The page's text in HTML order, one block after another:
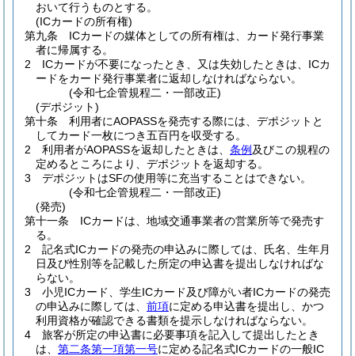
おいて行うものとする。
(ICカードの所有権)
第九条
ICカードの媒体としての所有権は、カード発行事業
者に帰属する。
2
ICカードが不要になったとき、又は失効したときは、ICカ
ードをカード発行事業者に返却しなければならない。
(令和七企管規程二・一部改正)
(デポジット)
第十条
利用者にAOPASSを発売する際には、デポジットと
してカード一枚につき五百円を収受する。
2
利用者がAOPASSを返却したときは、 条例 及びこの規程の
定めるところにより、デポジットを返却する。
3
デポジットはSFの使用等に充当することはできない。
(令和七企管規程二・一部改正)
(発売)
第十一条
ICカードは、地域交通事業者の営業所等で発売す
る。
2
記名式ICカードの発売の申込みに際しては、氏名、生年月
日及び性別等を記載した所定の申込書を提出しなければな
らない。
3
小児ICカード、学生ICカード及び障がい者ICカードの発売
の申込みに際しては、 前項に定める申込書を提出し、かつ
利用資格が確認できる書類を提示しなければならない。
4
旅客が所定の申込書に必要事項を記入して提出したとき
は、 第二条第一項第一号に定める記名式ICカードの一般IC